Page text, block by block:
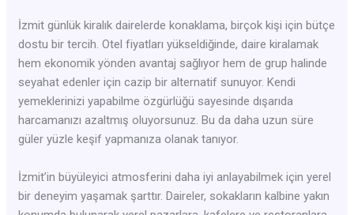
İzmit günlük kiralık dairelerde konaklama, birçok kişi için bütçe
dostu bir tercih. Otel fiyatları yükseldiğinde, daire kiralamak
hem ekonomik yönden avantaj sağlıyor hem de grup halinde
seyahat edenler için cazip bir alternatif sunuyor. Kendi
yemeklerinizi yapabilme özgürlüğü sayesinde dışarıda
harcamanızı azaltmış oluyorsunuz. Bu da daha uzun süre
güler yüzle keşif yapmanıza olanak tanıyor.
İzmit’in büyüleyici atmosferini daha iyi anlayabilmek için yerel
bir deneyim yaşamak şarttır. Daireler, sokakların kalbine yakın